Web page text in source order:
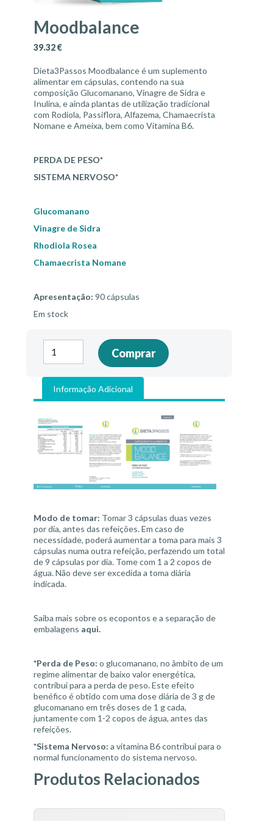
Moodbalance
39.32€
Dieta3Passos Moodbalance é um suplemento
alimentar em cápsulas, contendo na sua
composição Glucomanano, Vinagre de Sidra e
Inulina, e ainda plantas de utilização tradicional
com Rodiola, Passiflora, Alfazema, Chamaecrista
Nomanee Ameixa, bem como Vitamina B6.
PERDA DE PESO*
SISTEMA NERVOSO*
Glucomanano
Vinagre de Sidra
Rhodiola Rosea
Chamaecrista Nomane
Apresentação: 90 cápsulas
Em stock
Moodbalance
Comprar
Informação Adicional
Modo de tomar: Tomar 3 cápsulas duas vezes
por dia, antes das refeições. Em caso de
necessidade, poderá aumentar a toma para mais 3
cápsulas numa outra refeição, perfazendo um total
de 9 cápsulas por dia. Tome com 1 a 2 copos de
água. Não deve ser excedida a toma diária
indicada.
Saiba mais sobre os ecopontos e a separação de
embalagens aqui.
*Perda de Peso: o glucomanano, no âmbito de um
regime alimentar de baixo valor energética,
contribui para a perda de peso. Este efeito
benéfico é obtido com uma dose diária de 3 g de
glucomanano em três doses de 1 g cada,
juntamente com 1-2 copos de água, antes das
refeições.
*Sistema Nervoso: a vitamina B6 contribui para o
normal funcionamento do sistema nervoso.
Produtos Relacionados